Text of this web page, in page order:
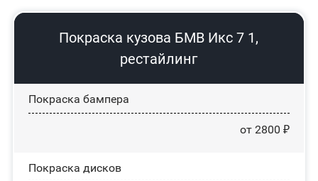
Покраска кузова БМВ Икс 7 1,
рестайлинг
Покраска бампера
от 2800 ₽
Покраска дисков